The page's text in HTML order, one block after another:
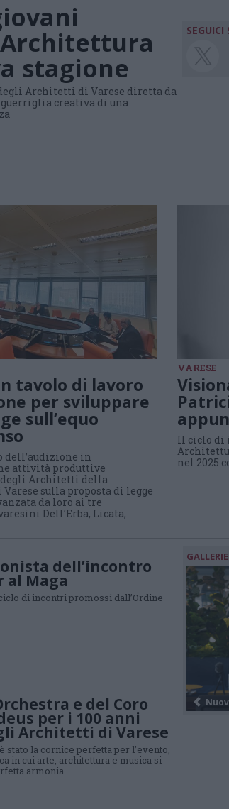
stagione
Architetti di Varese diretta da
creativa di una
SEGUICI
tavolo di lavoro
per sviluppare
sull’equo
dell’audizione in
attività produttive
degli Architetti della
sulla proposta di legge
da loro ai tre
Dell’Erba, Licata,
VARESE
Il ciclo di
nel 2025
dell’incontro
al Maga
di incontri promossi dall’Ordine
e del Coro
per i 100 anni
Architetti di Varese
stato la cornice perfetta per l’evento,
in cui arte, architettura e musica si
armonia
Il